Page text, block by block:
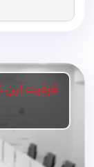
ظرفیت این